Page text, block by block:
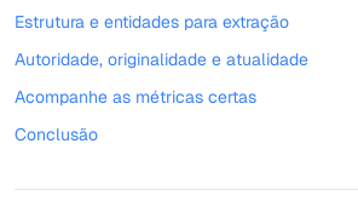
Estrutura e entidades para extração
Autoridade, originalidade e atualidade
Acompanhe as métricas certas
Conclusão